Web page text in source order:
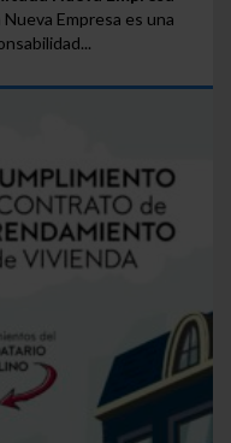
Empresa es una